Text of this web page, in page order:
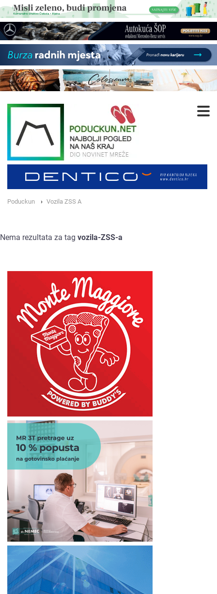
Poduckun Vozila ZSS A
Nema rezultata za tag vozila-ZSS-a